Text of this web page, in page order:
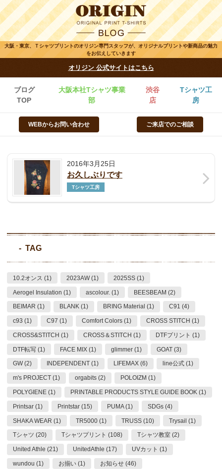
大阪・東京、Ｔシャツプリントのオリジン専門スタッフが、オリジナルプリントや新商品の魅力
をお伝えしていきます
オリジン 公式サイトはこちら
ブログ
TOP
大阪本社Tシャツ事業
部
渋谷
店
Tシャツ工
房
WEBからお問い合わせ ご来店でのご相談
2016年3月25日
お久しぶりです
Tシャツ工房
TAG
10.2オンス (1) 2023AW (1) 2025SS (1)
Aerogel Insulation (1) ascolour. (1) BEESBEAM (2)
BEIMAR (1) BLANK (1) BRING Material (1) C91 (4)
c93 (1) C97 (1) Comfort Colors (1) CROSS STITCH (1)
CROSS&STITCH (1) CROSS＆STITCH (1) DTFプリント (1)
DTF転写 (1) FACE MIX (1) glimmer (1) GOAT (3)
GW (2) INDEPENDENT (1) LIFEMAX (6) line公式 (1)
m's PROJECT (1) orgabits (2) POLOIZM (1)
POLYGIENE (1) PRINTABLE PRODUCTS STYLE GUIDE BOOK (1)
Printsar (1) Printstar (15) PUMA (1) SDGs (4)
SHAKA WEAR (1) TR5000 (1) TRUSS (10) Trysail (1)
Tシャツ (20) Tシャツプリント (108) Tシャツ教室 (2)
United Athle (21) UnitedAthle (17) UVカット (1)
wundou (1) お揃い (1) お知らせ (46)